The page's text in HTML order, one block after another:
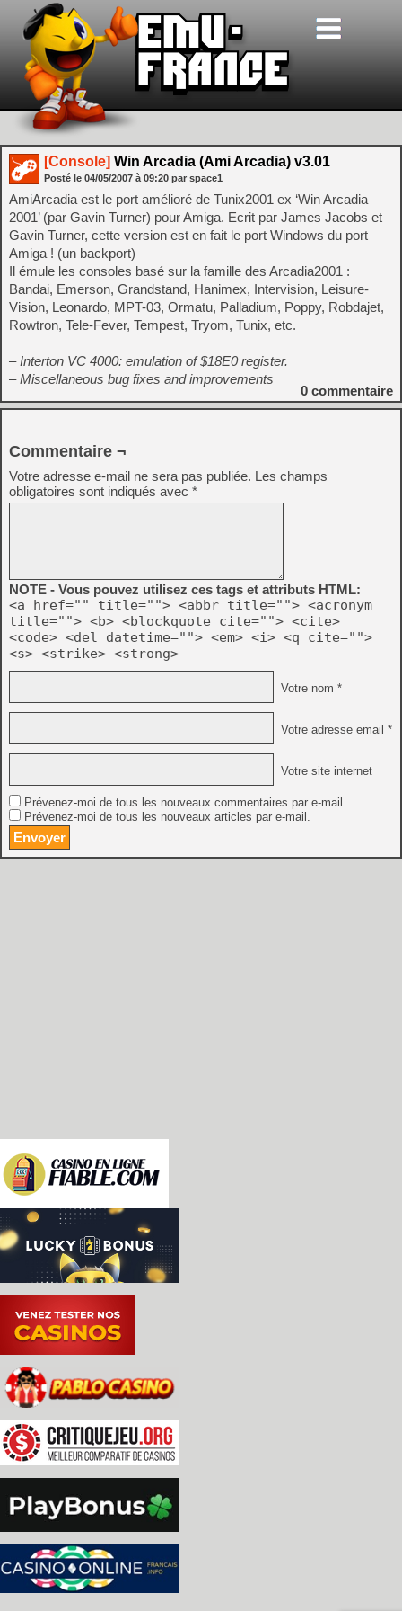
[Console] Win Arcadia (Ami Arcadia) v3.01
Posté le 04/05/2007 à 09:20 par space1
AmiArcadia est le port amélioré de Tunix2001 ex ‘Win Arcadia
2001’ (par Gavin Turner) pour Amiga. Ecrit par James Jacobs et
Gavin Turner, cette version est en fait le port Windows du port
Amiga ! (un backport)
Il émule les consoles basé sur la famille des Arcadia2001 :
Bandai, Emerson, Grandstand, Hanimex, Intervision, Leisure-
Vision, Leonardo, MPT-03, Ormatu, Palladium, Poppy, Robdajet,
Rowtron, Tele-Fever, Tempest, Tryom, Tunix, etc.
– Interton VC 4000: emulation of $18E0 register.
– Miscellaneous bug fixes and improvements
0 commentaire
Commentaire ¬
Votre adresse e-mail ne sera pas publiée. Les champs
obligatoires sont indiqués avec *
NOTE - Vous pouvez utilisez ces tags et attributs HTML:
<a href="" title=""> <abbr title=""> <acronym
title=""> <b> <blockquote cite=""> <cite>
<code> <del datetime=""> <em> <i> <q cite="">
<s> <strike> <strong>
Votre nom *
Votre adresse email *
Votre site internet
Prévenez-moi de tous les nouveaux commentaires par e-mail.
Prévenez-moi de tous les nouveaux articles par e-mail.